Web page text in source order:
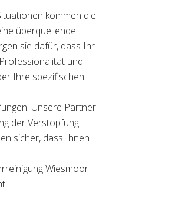
kommen die
überquellende
sie dafür, dass Ihr
und
Ihre spezifischen
Unsere Partner
der Verstopfung
sicher, dass Ihnen
Wiesmoor